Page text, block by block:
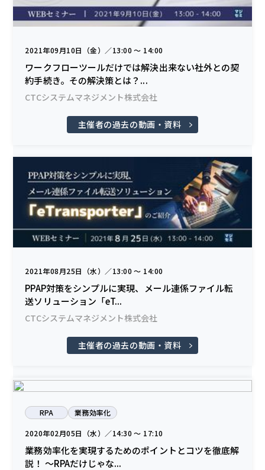
2021年09月10日（金）／13:00 〜 14:00
ワークフローツールだけでは解決出来ない社外との契
約手続き。その解決策とは？...
CTCシステムマネジメント株式会社
主催者の過去の動画・資料
2021年08月25日（水）／13:00 〜 14:00
PPAP対策をシンプルに実現、メール連係ファイル転
送ソリューション「eT...
CTCシステムマネジメント株式会社
主催者の過去の動画・資料
RPA 業務効率化
2020年02月05日（水）／14:30 〜 17:10
業務効率化を実現するためのポイントとコツを徹底解
説！ ～RPAだけじゃな...